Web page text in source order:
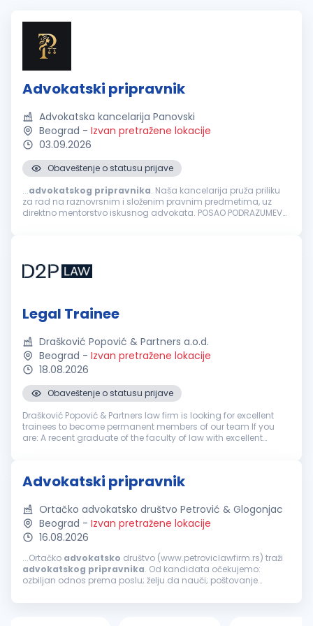
Advokatski pripravnik
Advokatska kancelarija Panovski
Beograd - Izvan pretražene lokacije
03.09.2026
Obaveštenje o statusu prijave
...advokatskog pripravnika. Naša kancelarija pruža priliku
za rad na raznovrsnim i složenim pravnim predmetima, uz
direktno mentorstvo iskusnog advokata. POSAO PODRAZUMEVA:
Legal Trainee
Drašković Popović & Partners a.o.d.
Beograd - Izvan pretražene lokacije
18.08.2026
Obaveštenje o statusu prijave
Drašković Popović & Partners law firm is looking for excellent
trainees to become permanent members of our team If you
are: A recent graduate of the faculty of law with excellent
Advokatski pripravnik
Ortačko advokatsko društvo Petrović & Glogonjac
Beograd - Izvan pretražene lokacije
16.08.2026
...Ortačko advokatsko društvo (www.petroviclawfirm.rs) traži
advokatskog pripravnika. Od kandidata očekujemo:
ozbiljan odnos prema poslu; želju da nauči; poštovanje